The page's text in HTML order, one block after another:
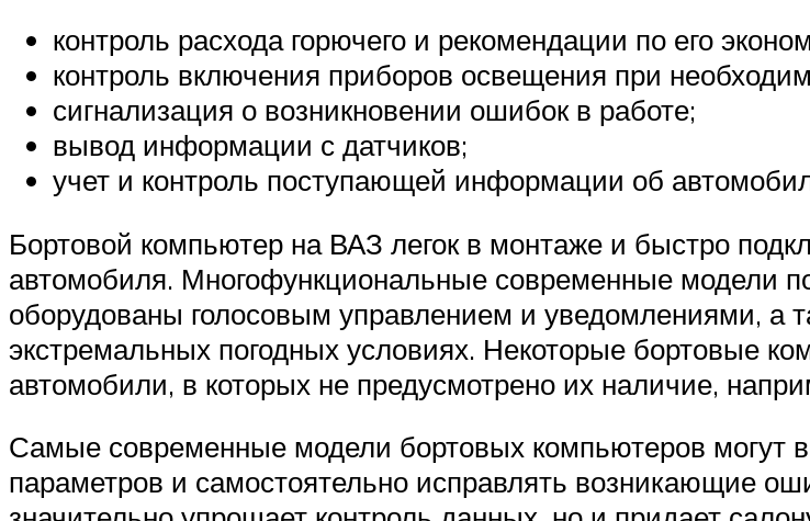
контроль расхода горючего и рекомендации по его
контроль включения приборов освещения при
сигнализация о возникновении ошибок в работе;
вывод информации с датчиков;
учет и контроль поступающей информации об
Бортовой компьютер на ВАЗ легок в монтаже и быстро
автомобиля. Многофункциональные современные модели
оборудованы голосовым управлением и уведомлениями, а
экстремальных погодных условиях. Некоторые бортовые
автомобили, в которых не предусмотрено их наличие,
Самые современные модели бортовых компьютеров могут
параметров и самостоятельно исправлять возникающие